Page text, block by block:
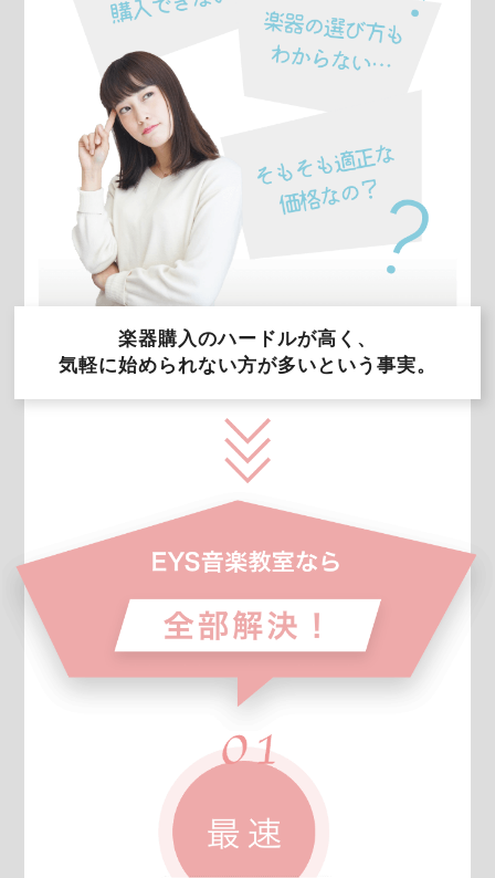
楽器購入のハードルが高く、
気軽に始められない方が多いという事実。